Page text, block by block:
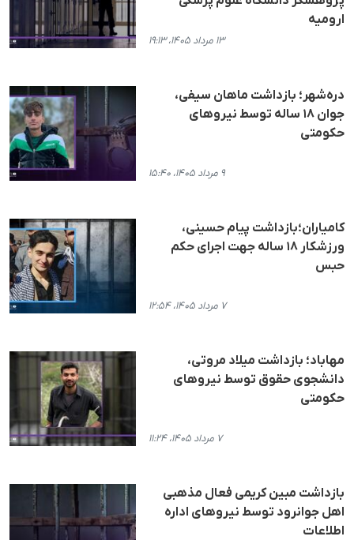
ارومیه
۱۳ مرداد ۱۴۰۵، ۱۹:۱۳
دره‌شهر؛ بازداشت ماهان سیفی،
جوان ۱۸ ساله توسط نیروهای
حکومتی
۹ مرداد ۱۴۰۵، ۱۵:۴۰
کامیاران؛بازداشت پیام حسینی،
ورزشکار ۱۸ ساله جهت اجرای حکم
حبس
۷ مرداد ۱۴۰۵، ۱۲:۵۴
مهاباد؛ بازداشت میلاد مروتی،
دانشجوی حقوق توسط نیروهای
حکومتی
۷ مرداد ۱۴۰۵، ۱۱:۲۴
بازداشت مبین کریمی فعال مذهبی
اهل جوانرود توسط نیروهای اداره
اطلاعات